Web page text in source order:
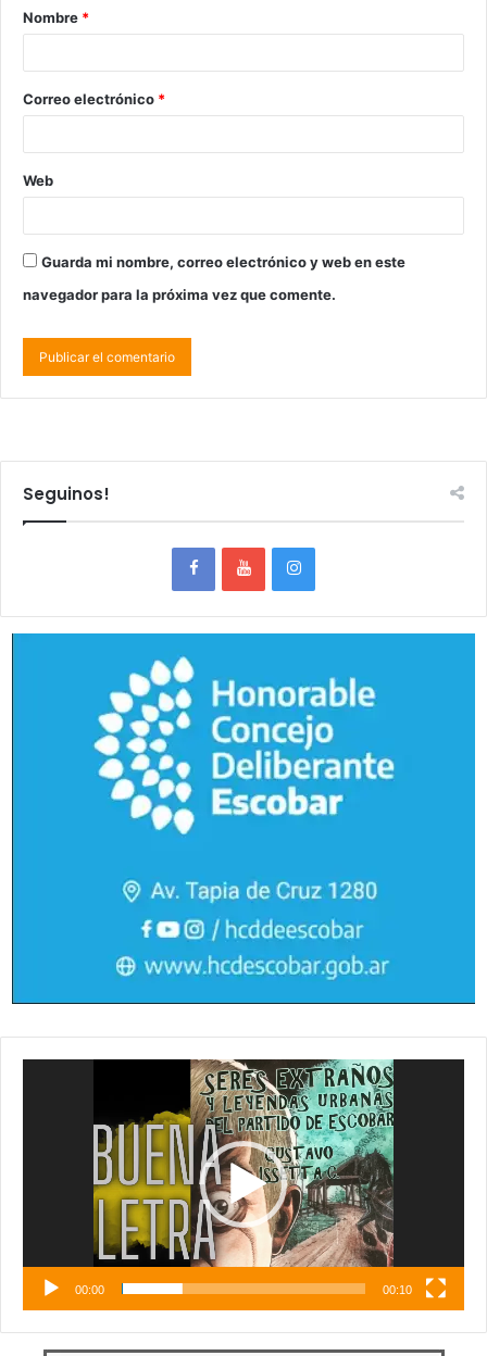
Nombre *
Correo electrónico *
Web
Guarda mi nombre, correo electrónico y web en este
navegador para la próxima vez que comente.
Seguinos!
00:00 00:10